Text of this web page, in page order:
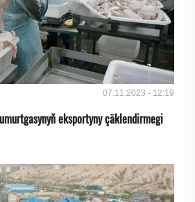
07.11.2023 - 12:19
eksportyny çäklendirmegi